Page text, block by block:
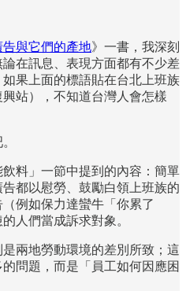
告與它們的產地》一書，我深刻
在訊息、表現方面都有不少差
果上面的標語貼在台北上班族
站），不知道台灣人會怎樣
料」一節中提到的內容：簡單
都以慰勞、鼓勵白領上班族的
例如保力達蠻牛「你累了
人們當成訴求對象。
兩地勞動環境的差別所致；這
問題，而是「員工如何因應困